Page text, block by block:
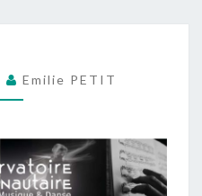
Emilie PETIT